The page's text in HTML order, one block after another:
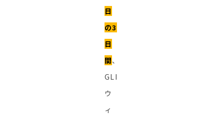
日
の3
日
間、
GLI
ウ
ィ